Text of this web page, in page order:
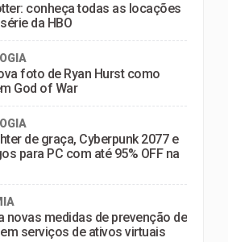
conheça todas as locações
da HBO
foto de Ryan Hurst como
God of War
de graça, Cyberpunk 2077 e
para PC com até 95% OFF na
novas medidas de prevenção de
serviços de ativos virtuais